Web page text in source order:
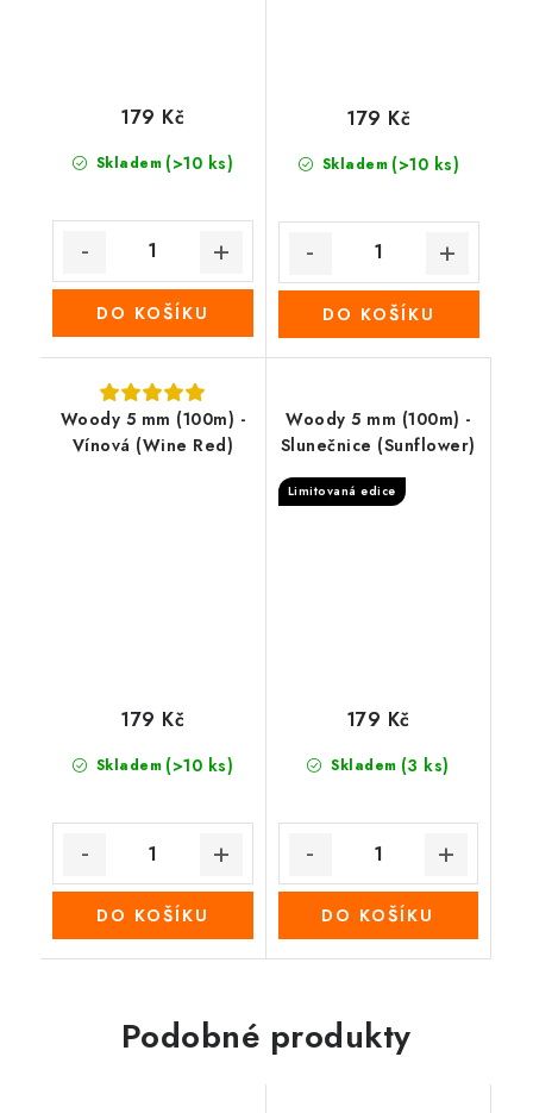
Skladem (>10 ks)
179 Kč
DO KOŠÍKU
Skladem (>10 ks)
179 Kč
DO KOŠÍKU
Woody 5 mm (100m) -
Vínová (Wine Red)
Skladem (>10 ks)
179 Kč
DO KOŠÍKU
Woody 5 mm (100m) -
Slunečnice (Sunflower)
Limitovaná edice
Skladem (3 ks)
179 Kč
DO KOŠÍKU
Podobné produkty